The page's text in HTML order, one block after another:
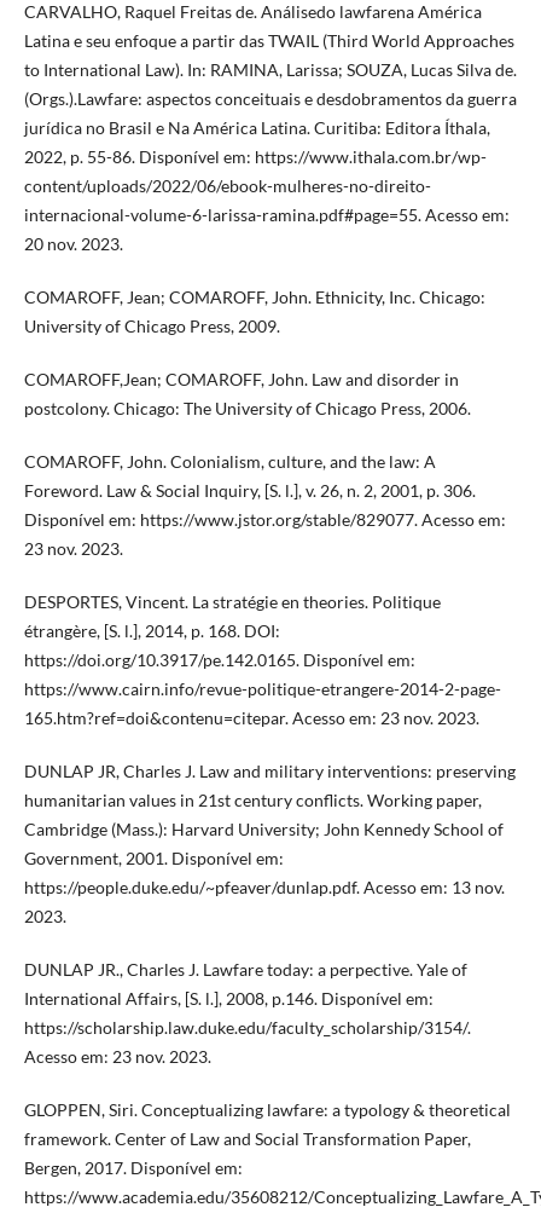
CARVALHO, Raquel Freitas de. Análisedo lawfarena América
Latina e seu enfoque a partir das TWAIL (Third World Approaches
to International Law). In: RAMINA, Larissa; SOUZA, Lucas Silva de.
(Orgs.).Lawfare: aspectos conceituais e desdobramentos da guerra
jurídica no Brasil e Na América Latina. Curitiba: Editora Íthala,
2022, p. 55-86. Disponível em: https://www.ithala.com.br/wp-
content/uploads/2022/06/ebook-mulheres-no-direito-
internacional-volume-6-larissa-ramina.pdf#page=55. Acesso em:
20 nov. 2023.
COMAROFF, Jean; COMAROFF, John. Ethnicity, Inc. Chicago:
University of Chicago Press, 2009.
COMAROFF,Jean; COMAROFF, John. Law and disorder in
postcolony. Chicago: The University of Chicago Press, 2006.
COMAROFF, John. Colonialism, culture, and the law: A
Foreword. Law & Social Inquiry, [S. l.], v. 26, n. 2, 2001, p. 306.
Disponível em: https://www.jstor.org/stable/829077. Acesso em:
23 nov. 2023.
DESPORTES, Vincent. La stratégie en theories. Politique
étrangère, [S. l.], 2014, p. 168. DOI:
https://doi.org/10.3917/pe.142.0165. Disponível em:
https://www.cairn.info/revue-politique-etrangere-2014-2-page-
165.htm?ref=doi&contenu=citepar. Acesso em: 23 nov. 2023.
DUNLAP JR, Charles J. Law and military interventions: preserving
humanitarian values in 21st century conflicts. Working paper,
Cambridge (Mass.): Harvard University; John Kennedy School of
Government, 2001. Disponível em:
https://people.duke.edu/~pfeaver/dunlap.pdf. Acesso em: 13 nov.
2023.
DUNLAP JR., Charles J. Lawfare today: a perpective. Yale of
International Affairs, [S. l.], 2008, p.146. Disponível em:
https://scholarship.law.duke.edu/faculty_scholarship/3154/.
Acesso em: 23 nov. 2023.
GLOPPEN, Siri. Conceptualizing lawfare: a typology & theoretical
framework. Center of Law and Social Transformation Paper,
Bergen, 2017. Disponível em:
https://www.academia.edu/35608212/